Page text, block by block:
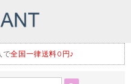
で全国一律送料0円♪